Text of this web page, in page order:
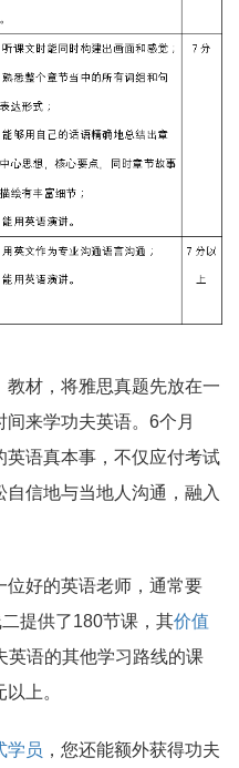
材，将雅思真题先放在一
来学功夫英语。6个月
英语真本事，不仅应付考试
信地与当地人沟通，融入
位好的英语老师，通常要
提供了180节课，其价值
英语的其他学习路线的课
上。
学员 ，您还能额外获得功夫